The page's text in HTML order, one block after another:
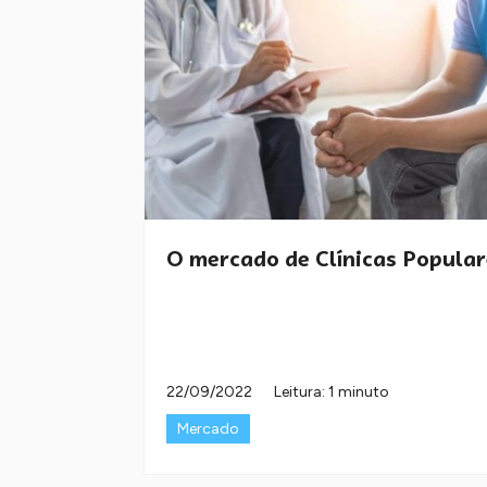
O mercado de Clínicas
22/09/2022
Leitura: 1 minuto
Mercado